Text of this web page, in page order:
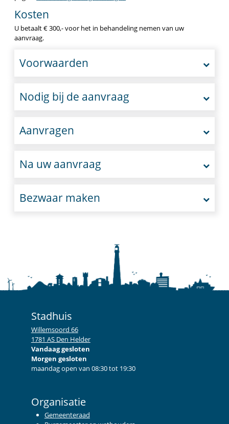
Kosten
U betaalt € 300,- voor het in behandeling nemen van uw
aanvraag.
Voorwaarden
Nodig bij de aanvraag
Aanvragen
Na uw aanvraag
Bezwaar maken
Stadhuis
Willemsoord 66
1781 AS Den Helder
Vandaag gesloten
Morgen gesloten
maandag open van 08:30 tot 19:30
Organisatie
Gemeenteraad